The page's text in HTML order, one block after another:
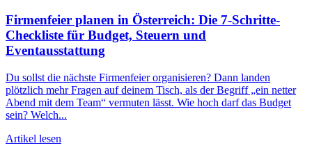
Firmenfeier planen in Österreich: Die 7-Schritte-
Checkliste für Budget, Steuern und
Eventausstattung
Du sollst die nächste Firmenfeier organisieren? Dann landen
plötzlich mehr Fragen auf deinem Tisch, als der Begriff „ein netter
Abend mit dem Team“ vermuten lässt. Wie hoch darf das Budget
sein? Welch...
Artikel lesen